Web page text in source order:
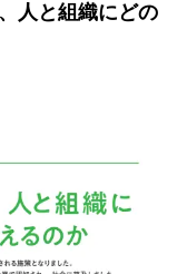
人と組織にどの